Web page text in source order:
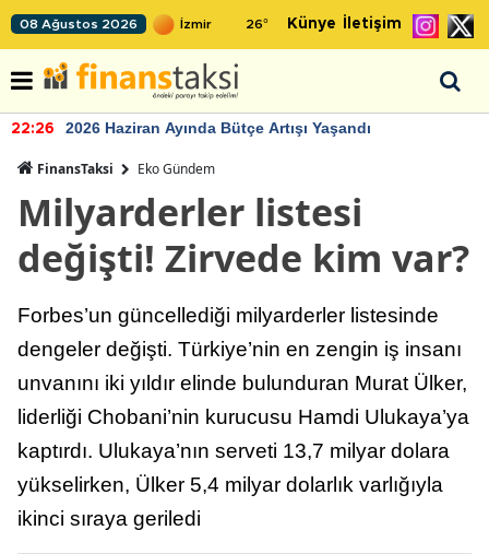
08 Ağustos 2026 26° Künye İletişim
22:26 2026 Haziran Ayında Bütçe Artışı Yaşandı
FinansTaksi Eko Gündem
Milyarderler listesi
değişti! Zirvede kim var?
Forbes’un güncellediği milyarderler listesinde
dengeler değişti. Türkiye’nin en zengin iş insanı
unvanını iki yıldır elinde bulunduran Murat Ülker,
liderliği Chobani’nin kurucusu Hamdi Ulukaya’ya
kaptırdı. Ulukaya’nın serveti 13,7 milyar dolara
yükselirken, Ülker 5,4 milyar dolarlık varlığıyla
ikinci sıraya geriledi